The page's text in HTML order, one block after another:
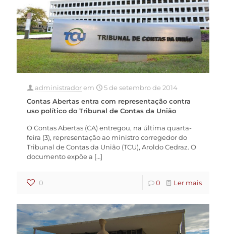
administradorem
5 de setembro de 2014
Contas Abertas entra com representação contra
uso político do Tribunal de Contas da União
O Contas Abertas (CA) entregou, na última quarta-
feira (3), representação ao ministro corregedor do
Tribunal de Contas da União (TCU), Aroldo Cedraz. O
documento expõe a […]
0 0 Ler mais